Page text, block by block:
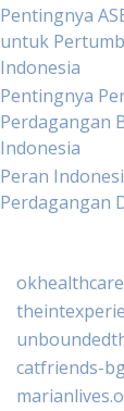
Pentingnya
untuk
Indonesia
Pentingnya
Perdagangan
Indonesia
Peran
Perdagangan
catfriends-